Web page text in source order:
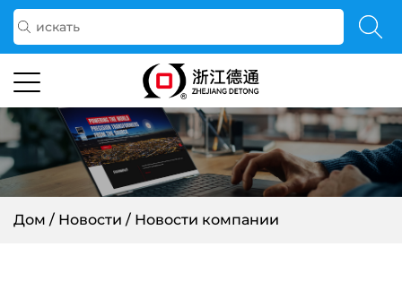
Дом / Новости / Новости компании